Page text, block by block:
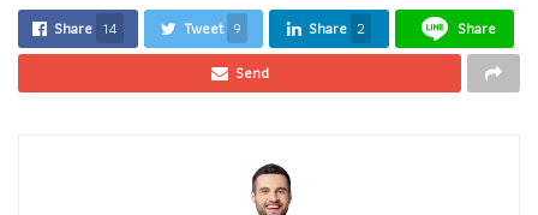
Share 14 Tweet 9 Share 2
Share
Send